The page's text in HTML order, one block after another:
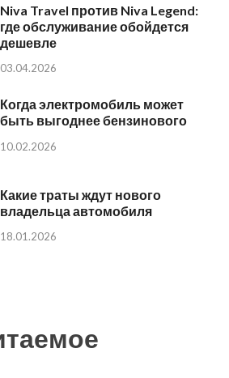
Niva Travel против Niva Legend:
где обслуживание обойдется
дешевле
03.04.2026
Когда электромобиль может
быть выгоднее бензинового
10.02.2026
Какие траты ждут нового
владельца автомобиля
18.01.2026